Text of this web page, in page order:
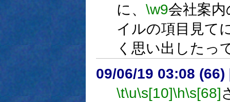
に、 \w9会社案
イルの項目見て
く思い出したっ
09/06/19 03:08 (66)
\t\u\s[10]\h\s[68]